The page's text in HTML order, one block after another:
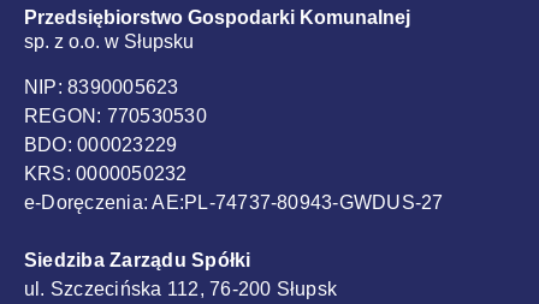
Przedsiębiorstwo Gospodarki Komunalnej
sp. z o.o. w Słupsku
NIP: 8390005623
REGON: 770530530
BDO: 000023229
KRS: 0000050232
e-Doręczenia: AE:PL-74737-80943-GWDUS-27
Siedziba Zarządu Spółki
ul. Szczecińska 112, 76-200 Słupsk